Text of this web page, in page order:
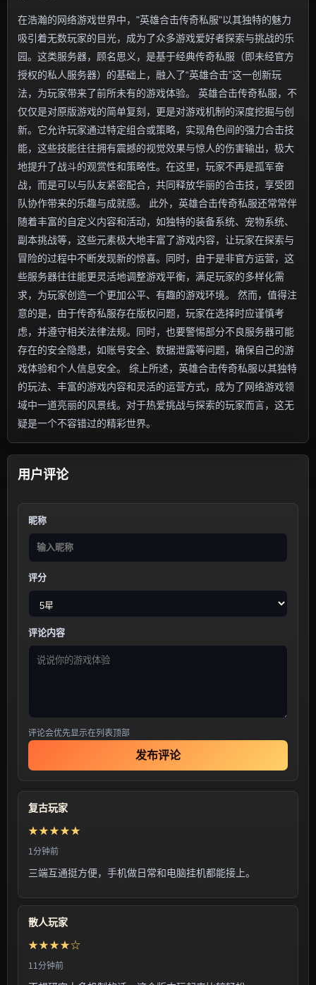
在浩瀚的网络游戏世界中，"英雄合击传奇私服"以其独特的魅力
吸引着无数玩家的目光，成为了众多游戏爱好者探索与挑战的乐
园。这类服务器，顾名思义，是基于经典传奇私服（即未经官方
授权的私人服务器）的基础上，融入了“英雄合击”这一创新玩
法，为玩家带来了前所未有的游戏体验。 英雄合击传奇私服，不
仅仅是对原版游戏的简单复刻，更是对游戏机制的深度挖掘与创
新。它允许玩家通过特定组合或策略，实现角色间的强力合击技
能，这些技能往往拥有震撼的视觉效果与惊人的伤害输出，极大
地提升了战斗的观赏性和策略性。在这里，玩家不再是孤军奋
战，而是可以与队友紧密配合，共同释放华丽的合击技，享受团
队协作带来的乐趣与成就感。 此外，英雄合击传奇私服还常常伴
随着丰富的自定义内容和活动，如独特的装备系统、宠物系统、
副本挑战等，这些元素极大地丰富了游戏内容，让玩家在探索与
冒险的过程中不断发现新的惊喜。同时，由于是非官方运营，这
些服务器往往能更灵活地调整游戏平衡，满足玩家的多样化需
求，为玩家创造一个更加公平、有趣的游戏环境。 然而，值得注
意的是，由于传奇私服存在版权问题，玩家在选择时应谨慎考
虑，并遵守相关法律法规。同时，也要警惕部分不良服务器可能
存在的安全隐患，如账号安全、数据泄露等问题，确保自己的游
戏体验和个人信息安全。 综上所述，英雄合击传奇私服以其独特
的玩法、丰富的游戏内容和灵活的运营方式，成为了网络游戏领
域中一道亮丽的风景线。对于热爱挑战与探索的玩家而言，这无
疑是一个不容错过的精彩世界。
用户评论
昵称
评分
评论内容
评论会优先显示在列表顶部
发布评论
复古玩家
★★★★★
1分钟前
三端互通挺方便，手机做日常和电脑挂机都能接上。
散人玩家
★★★★☆
11分钟前